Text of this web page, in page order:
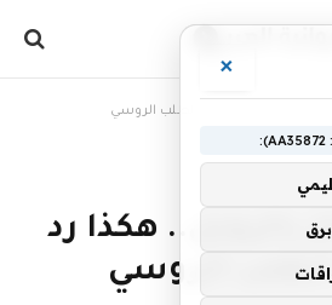
هكذا رد ماكرون على الطلب الروسي
بالروبل.. هكذا رد
الطلب الروسي
×